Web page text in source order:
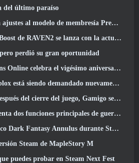
del último paraíso
Premier para tener en cuenta los cambios recientes en el MMORPG
RAVEN2 se lanza con la actualización de hoy
perdió su gran oportunidad
aniversario de Natural con misiones y recompensas especiales
nuevamente por “prácticas que ponen en peligro y explotan a los niños”
juego, Gamigo se burla del regreso del MMO medieval Glory Victis
de guerra de facciones en la actualización Realm Divided Part II
Fantasy Annulus durante Steam Next Fest
Steam de MapleStory M
puedes probar en Steam Next Fest